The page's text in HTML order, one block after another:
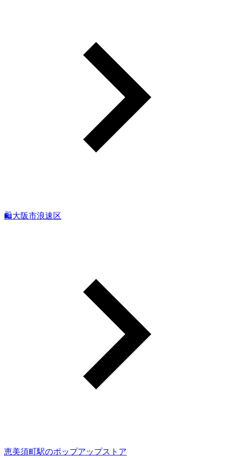
🛍️大阪市浪速区
恵美須町駅のポップアップストア